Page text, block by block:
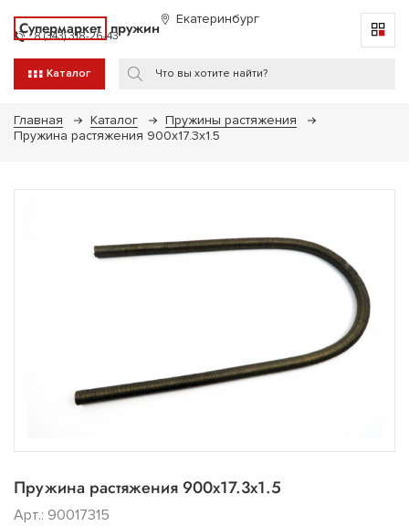
Супермаркет пружин Екатеринбург
8 (343) 318-26-43
Каталог
Главная Каталог
Пружины растяжения
Пружина растяжения 900х17.3х1.5
Пружина растяжения 900х17.3х1.5
Арт.: 90017315